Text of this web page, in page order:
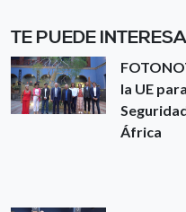
TE PUEDE
la UE
África